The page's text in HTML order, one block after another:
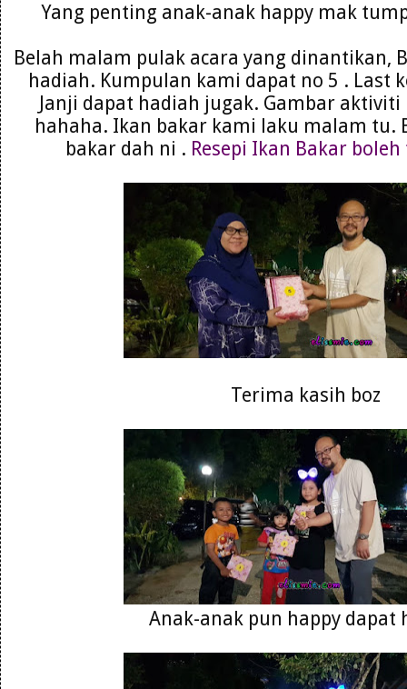
Yang penting anak-anak happy mak
Belah malam pulak acara yang dinantikan,
hadiah. Kumpulan kami dapat no 5 . Last
Janji dapat hadiah jugak. Gambar aktiviti
hahaha. Ikan bakar kami laku malam tu.
bakar dah ni . Resepi Ikan Bakar
Terima kasih boz
Anak-anak pun happy dapat